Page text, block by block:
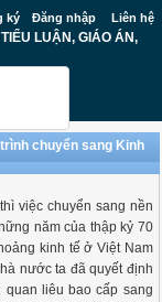
ký Đăng nhập Liên hệ
LUẬN, GIÁO ÁN,
chuyển sang Kinh
việc chuyển sang nền
năm của thập kỷ 70
kinh tế ở Việt Nam
nước ta đã quyết định
liêu bao cấp sang